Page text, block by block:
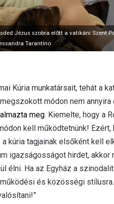
Jézus szobra elõtt a vatikáni Szent
Tarantino
Kúria munkatársait, tehát a
módon nem
meg. Kiemelte, hogy a
kell működtetnünk!
kúria tagjainak elsőként kell
igazságosságot hirdet, akkor
élni. Ha az Egyház a
és közösségi